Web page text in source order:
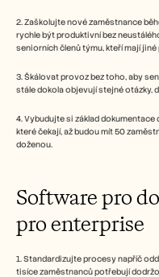
2. Zaškolujte nové zaměstnance
rychle být produktivní bez
seniorních členů týmu, kteří mají
3. Škálovat provoz bez toho, aby
stále dokola objevují stejné otázky,
4. Vybudujte si základ
které čekají, až budou mít 50
doženou.
Software pro
pro enterprise
1. Standardizujte procesy napříč
tisíce zaměstnanců potřebují